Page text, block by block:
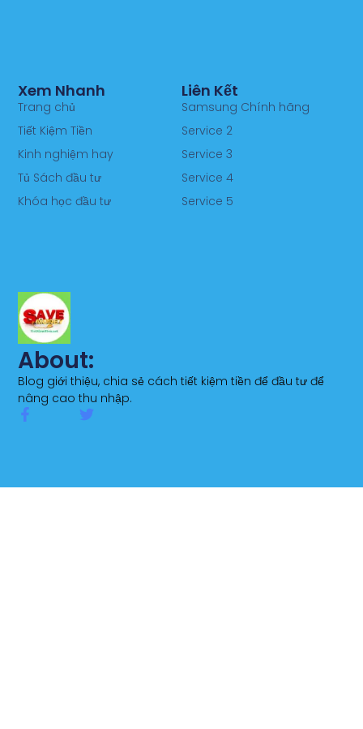
About:
Blog giới thiệu, chia sẻ cách tiết kiệm tiền để đầu tư để
nâng cao thu nhập.
Liên Kết
Samsung Chính hãng
Service 2
Service 3
Service 4
Service 5
Xem Nhanh
Trang chủ
Tiết Kiệm Tiền
Kinh nghiệm hay
Tủ Sách đầu tư
Khóa học đầu tư